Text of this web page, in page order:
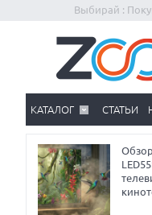
Выбирай :
КАТАЛОГ СТАТЬИ